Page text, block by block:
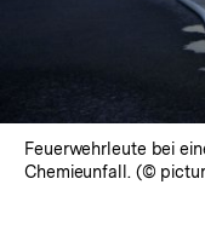
Feuerwehrleute bei
Chemieunfall. (©